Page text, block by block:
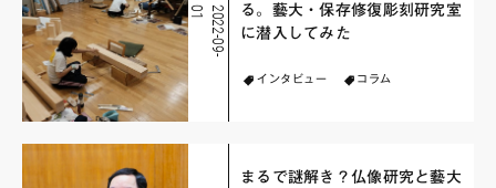
2
0
2
2
-
0
9
-
0
1
る。藝大・保存修復彫刻研究室
に潜入してみた
インタビュー コラム
まるで謎解き？仏像研究と藝大